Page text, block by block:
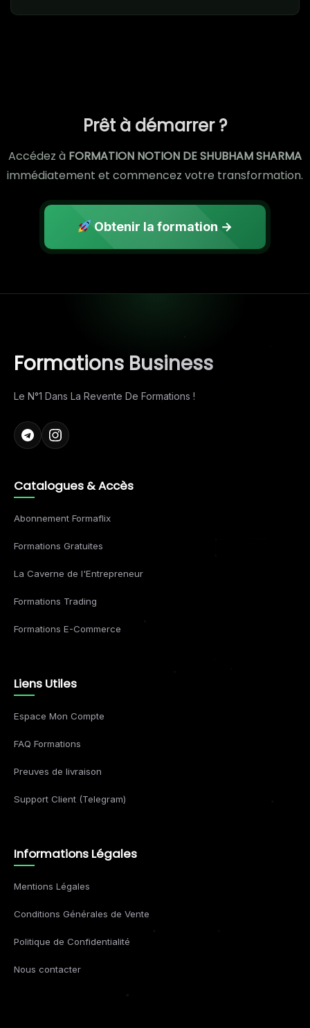
Prêt à démarrer ?
Accédez à FORMATION NOTION DE SHUBHAM SHARMA
immédiatement et commencez votre transformation.
Obtenir la formation →
Formations Business
Le N°1 Dans La Revente De Formations !
Catalogues & Accès
Abonnement Formaflix
Formations Gratuites
La Caverne de l'Entrepreneur
Formations Trading
Formations E-Commerce
Liens Utiles
Espace Mon Compte
FAQ Formations
Preuves de livraison
Support Client (Telegram)
Informations Légales
Mentions Légales
Conditions Générales de Vente
Politique de Confidentialité
Nous contacter